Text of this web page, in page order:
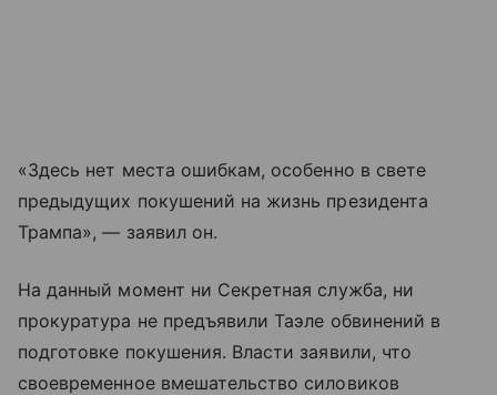
«Здесь нет места ошибкам, особенно в свете
предыдущих покушений на жизнь президента
Трампа», — заявил он.
На данный момент ни Секретная служба, ни
прокуратура не предъявили Таэле обвинений в
подготовке покушения. Власти заявили, что
своевременное вмешательство силовиков